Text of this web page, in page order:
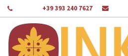
+39 393 240 7627